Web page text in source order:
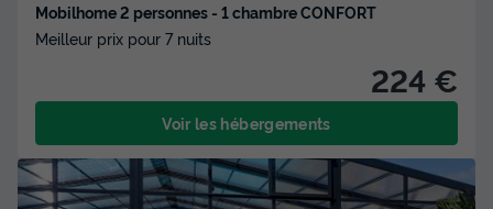
Mobilhome 2 personnes - 1 chambre CONFORT
Meilleur prix pour 7 nuits
224 €
Voir les hébergements